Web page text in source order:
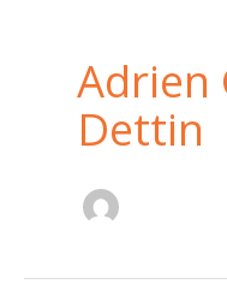
Adrien
Dettin